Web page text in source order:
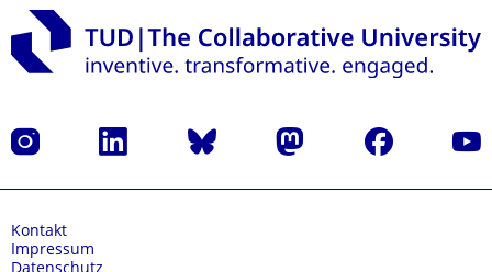
Instagram LinkedIn Bluesky Mastodon Facebook
Kontakt
Impressum